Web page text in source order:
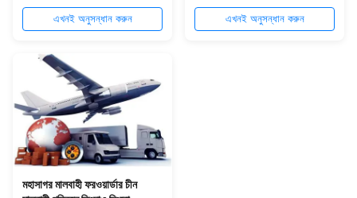
এখনই অনুসন্ধান করুন এখনই অনুসন্ধান করুন
মহাসাগর মালবাহী ফরওয়ার্ডার চীন